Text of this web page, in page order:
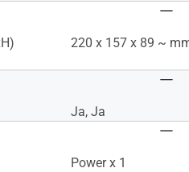
--
:
Bandwidth Limiter
Ja, Ja, Ja, Ja, •
220 x 157 x 89 ~
Ja, Ja
Power x 1